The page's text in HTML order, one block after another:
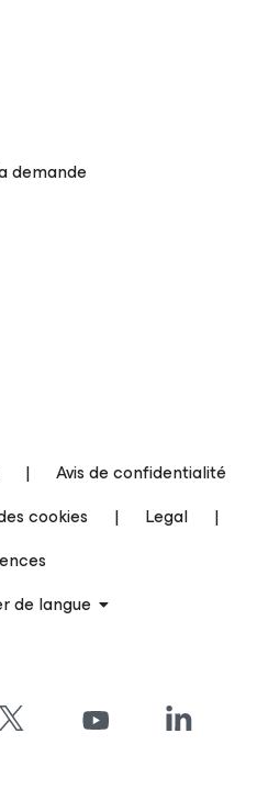
demande
|
Avis de confidentialité
cookies | Legal
|
de langue